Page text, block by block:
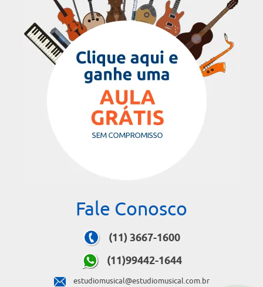
Fale Conosco
(11) 3667-1600
(11)99442-1644
estudiomusical@estudiomusical.com.br